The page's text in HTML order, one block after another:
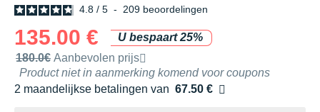
4.8 / 5 - 209 beoordelingen
135.00 €
U bespaart 25%
Door het merk aanbevolen verkoopprijs
180.0€ Aanbevolen prijs
Product niet in aanmerking komend voor coupons
2 maandelijkse betalingen van 67.50 €
zonder kosten